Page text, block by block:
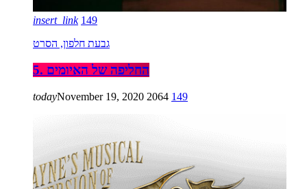
insert_link 149
גבעת חלפון, הסרט
5. החליפה של האיומים
todayNovember 19, 2020 2064 149